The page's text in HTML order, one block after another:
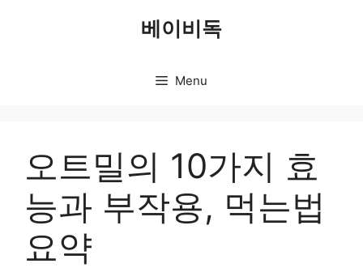
베이비독
Menu
오트밀의 10가지 효
능과 부작용, 먹는법
요약